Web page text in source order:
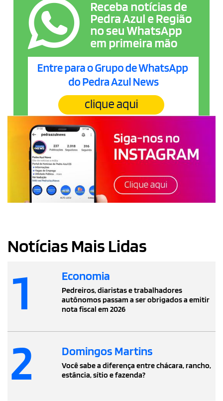
Notícias Mais Lidas
1 Economia
Pedreiros, diaristas e trabalhadores
autônomos passam a ser obrigados a emitir
nota fiscal em 2026
2 Domingos Martins
Você sabe a diferença entre chácara, rancho,
estância, sítio e fazenda?